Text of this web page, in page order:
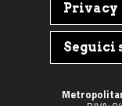
Privacy
Seguici